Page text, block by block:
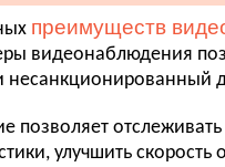
преимуществ
видеонаблюдения
несанкционированный
улучшить скорость